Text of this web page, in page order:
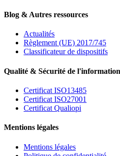
Blog & Autres ressources
Actualités
Règlement (UE) 2017/745
Classificateur de dispositifs
Qualité & Sécurité de l'information
Certificat ISO13485
Certificat ISO27001
Certificat Qualiopi
Mentions légales
Mentions légales